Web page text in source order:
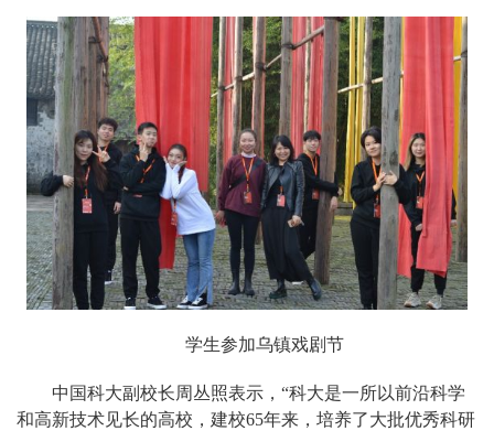
学生参加乌镇戏剧节
中国科大副校长周丛照表示，“科大是一所以前沿科学
和高新技术见长的高校，建校65年来，培养了大批优秀科研